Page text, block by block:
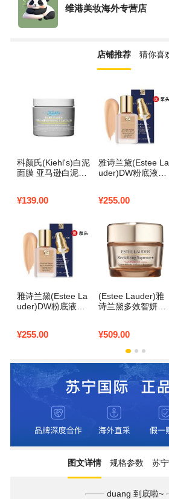
维港美妆海外专营店
店铺推荐 猜你喜
科颜氏(Kiehl's)白泥
面膜 亚马逊白泥净
白泥面膜125ml
¥139.00
雅诗兰黛(Estee La
uder)DW粉底液持
液17号1W1(象牙
¥255.00
雅诗兰黛(Estee La
uder)DW粉底液持
62号2C0自然偏白
¥255.00
(Estee Lauder)雅
诗兰黛多效智妍精
雅诗兰黛清爽面霜7
¥509.00
图文详情 规格参数 苏
duang 到底啦~